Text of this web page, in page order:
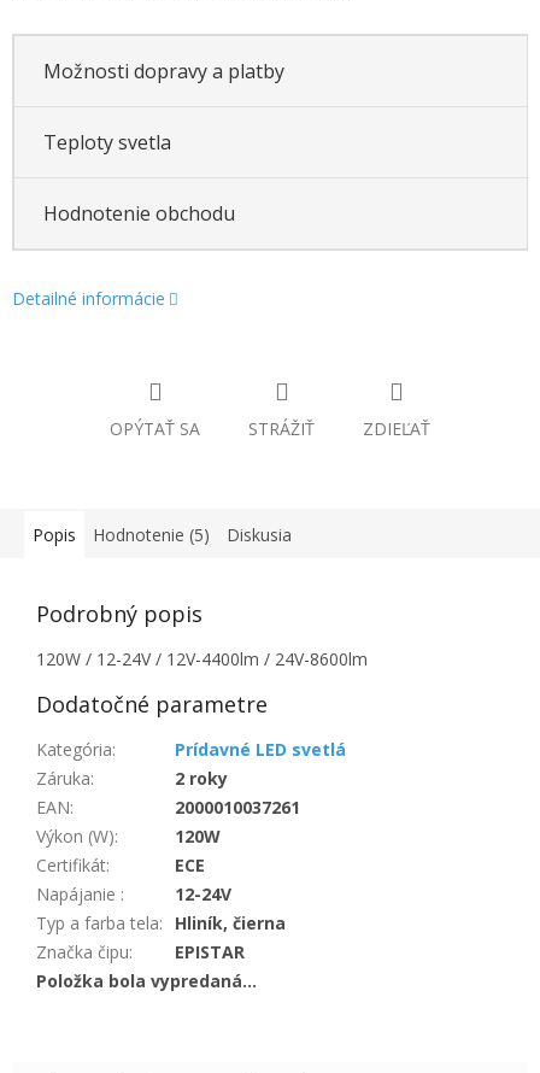
Možnosti dopravy a platby
Teploty svetla
Hodnotenie obchodu
Detailné informácie
OPÝTAŤ SA STRÁŽIŤ ZDIEĽAŤ
Popis Hodnotenie (5) Diskusia
Podrobný popis
120W / 12-24V / 12V-4400lm / 24V-8600lm
Dodatočné parametre
Kategória:
Prídavné LED svetlá
Záruka:
2 roky
EAN:
2000010037261
Výkon (W):
120W
Certifikát:
ECE
Napájanie :
12-24V
Typ a farba tela:
Hliník, čierna
Značka čipu:
EPISTAR
Položka bola vypredaná…